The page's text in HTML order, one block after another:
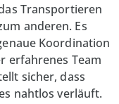
Transportieren
anderen. Es
Koordination
erfahrenes Team
sicher, dass
nahtlos verläuft.